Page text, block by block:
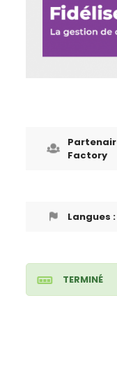
Factory
Langues
TERMINÉ